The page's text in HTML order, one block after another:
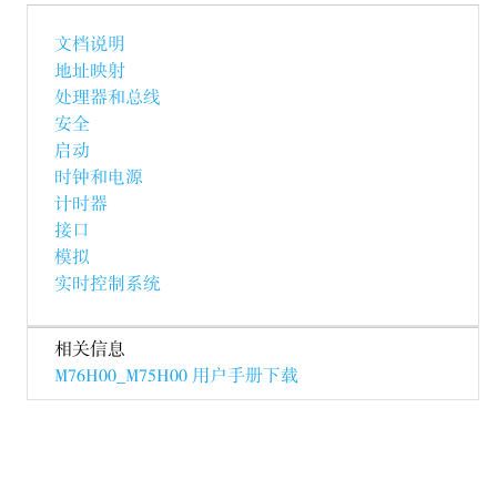
文档说明
地址映射
处理器和总线
安全
启动
时钟和电源
计时器
接口
模拟
实时控制系统
相关信息
M76H00_M75H00 用户手册下载